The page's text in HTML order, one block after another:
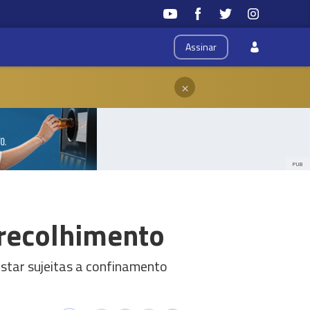
Assinar
×
PUB
sujeitas a confinamento